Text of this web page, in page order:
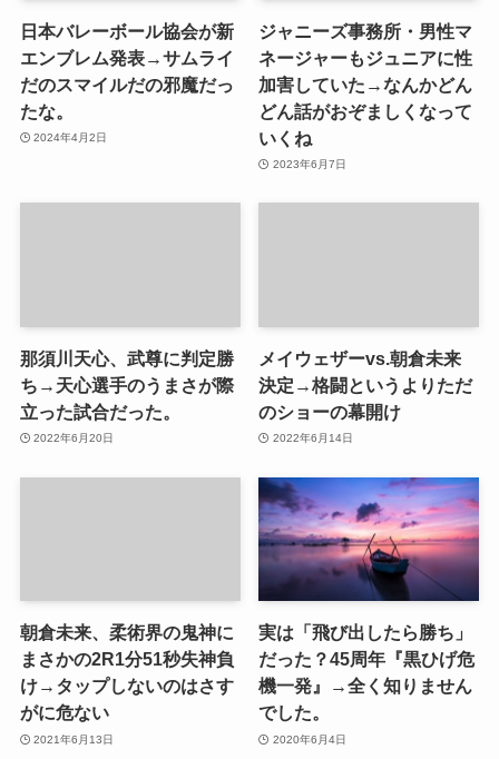
日本バレーボール協会が新
エンブレム発表→サムライ
だのスマイルだの邪魔だっ
たな。
2024年4月2日
ジャニーズ事務所・男性マ
ネージャーもジュニアに性
加害していた→なんかどん
どん話がおぞましくなって
いくね
2023年6月7日
那須川天心、武尊に判定勝
ち→天心選手のうまさが際
立った試合だった。
2022年6月20日
メイウェザーvs.朝倉未来
決定→格闘というよりただ
のショーの幕開け
2022年6月14日
朝倉未来、柔術界の鬼神に
まさかの2R1分51秒失神負
け→タップしないのはさす
がに危ない
2021年6月13日
実は「飛び出したら勝ち」
だった？45周年『黒ひげ危
機一発』→全く知りません
でした。
2020年6月4日